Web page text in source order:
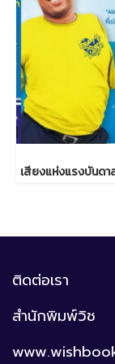
ติดต่อเรา
สำนักพิมพ์วิช